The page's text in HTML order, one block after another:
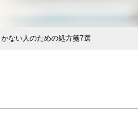
ない人のための処方箋7選